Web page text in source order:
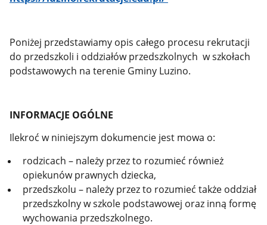
Poniżej przedstawiamy opis całego procesu rekrutacji
do przedszkoli i oddziałów przedszkolnych w szkołach
podstawowych na terenie Gminy Luzino.
INFORMACJE OGÓLNE
Ilekroć w niniejszym dokumencie jest mowa o:
rodzicach – należy przez to rozumieć również
opiekunów prawnych dziecka,
przedszkolu – należy przez to rozumieć także oddział
przedszkolny w szkole podstawowej oraz inną formę
wychowania przedszkolnego.